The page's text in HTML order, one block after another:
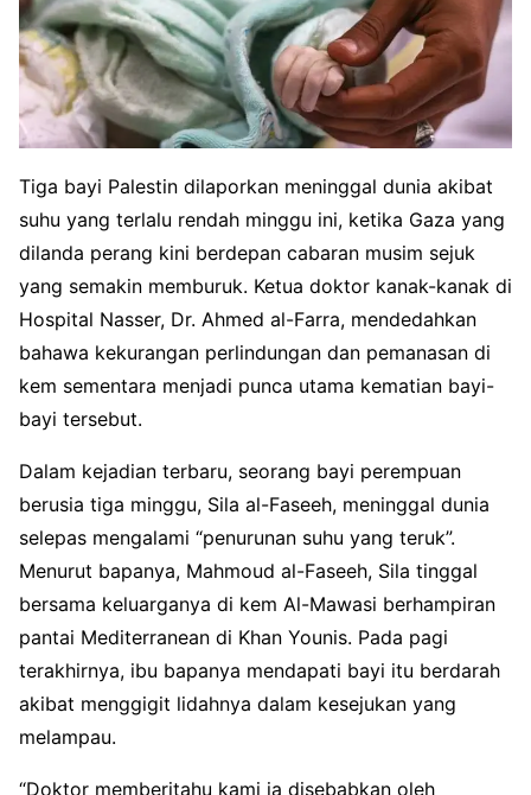
Tiga bayi Palestin dilaporkan meninggal dunia akibat
suhu yang terlalu rendah minggu ini, ketika Gaza yang
dilanda perang kini berdepan cabaran musim sejuk
yang semakin memburuk. Ketua doktor kanak-kanak di
Hospital Nasser, Dr. Ahmed al-Farra, mendedahkan
bahawa kekurangan perlindungan dan pemanasan di
kem sementara menjadi punca utama kematian bayi-
bayi tersebut.
Dalam kejadian terbaru, seorang bayi perempuan
berusia tiga minggu, Sila al-Faseeh, meninggal dunia
selepas mengalami “penurunan suhu yang teruk”.
Menurut bapanya, Mahmoud al-Faseeh, Sila tinggal
bersama keluarganya di kem Al-Mawasi berhampiran
pantai Mediterranean di Khan Younis. Pada pagi
terakhirnya, ibu bapanya mendapati bayi itu berdarah
akibat menggigit lidahnya dalam kesejukan yang
melampau.
“Doktor memberitahu kami ia disebabkan oleh